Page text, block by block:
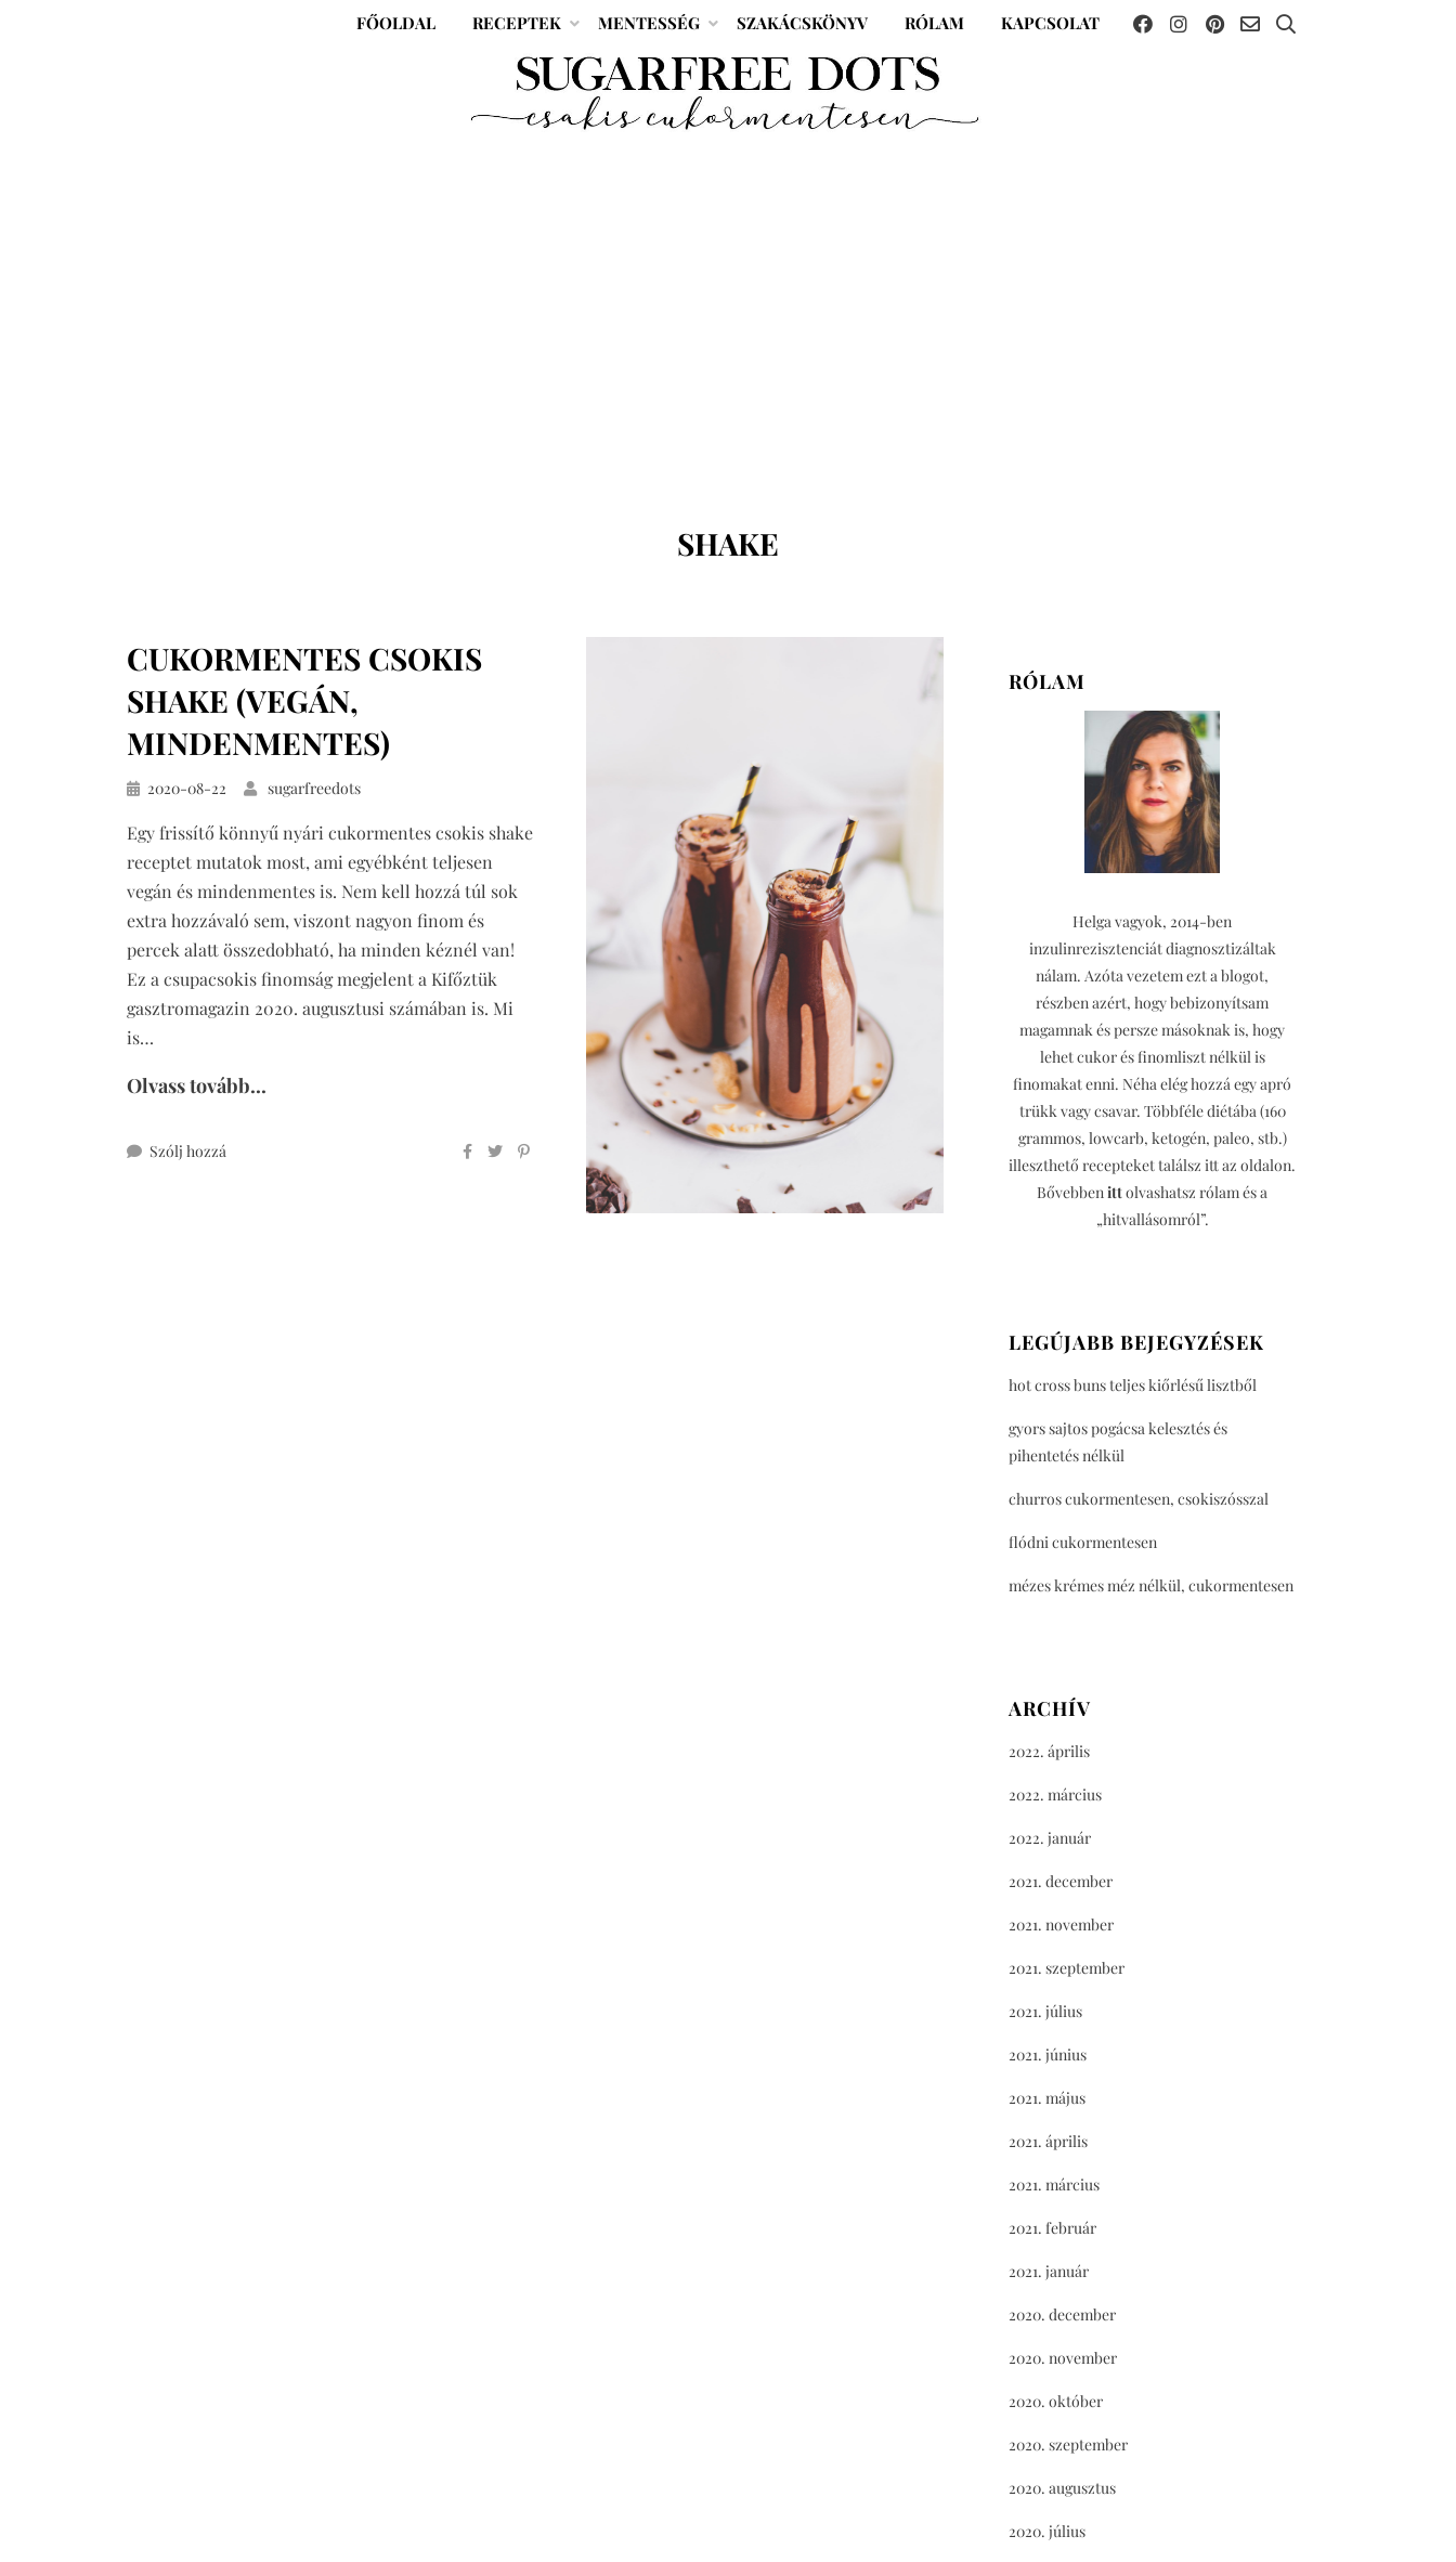
FŐOLDAL RECEPTEK MENTESSÉG SZAKÁCSKÖNYV RÓLAM KAPCSOLAT
CÍMKE
:
SHAKE
CUKORMENTES CSOKIS
SHAKE (VEGÁN,
MINDENMENTES)
Közzétéve
2020-08-22 sugarfreedots
Egy frissítő könnyű nyári cukormentes csokis shake
receptet mutatok most, ami egyébként teljesen
vegán és mindenmentes is. Nem kell hozzá túl sok
extra hozzávaló sem, viszont nagyon finom és
percek alatt összedobható, ha minden kéznél van!
Ez a csupacsokis finomság megjelent a Kifőztük
gasztromagazin 2020. augusztusi számában is. Mi
is…
Olvass tovább...
Szólj hozzá
RÓLAM
Helga vagyok, 2014-ben
inzulinrezisztenciát diagnosztizáltak
nálam. Azóta vezetem ezt a blogot,
részben azért, hogy bebizonyítsam
magamnak és persze másoknak is, hogy
lehet cukor és finomliszt nélkül is
finomakat enni. Néha elég hozzá egy apró
trükk vagy csavar. Többféle diétába (160
grammos, lowcarb, ketogén, paleo, stb.)
illeszthető recepteket találsz itt az oldalon.
Bővebbenittolvashatsz rólam és a
„hitvallásomról”.
LEGÚJABB BEJEGYZÉSEK
hot cross buns teljes kiőrlésű lisztből
gyors sajtos pogácsa kelesztés és
pihentetés nélkül
churros cukormentesen, csokiszósszal
flódni cukormentesen
mézes krémes méz nélkül, cukormentesen
ARCHÍV
2022. április
2022. március
2022. január
2021. december
2021. november
2021. szeptember
2021. július
2021. június
2021. május
2021. április
2021. március
2021. február
2021. január
2020. december
2020. november
2020. október
2020. szeptember
2020. augusztus
2020. július